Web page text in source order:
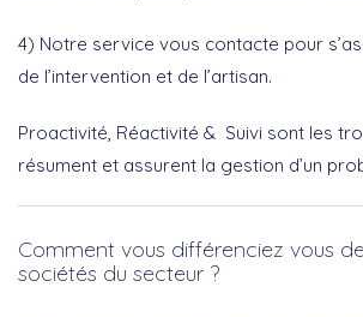
4) Notre service vous contacte pour
de l’intervention et de l’artisan.
Proactivité, Réactivité & Suivi sont les
résument et assurent la gestion d’un
Comment vous différenciez vous
sociétés du secteur ?